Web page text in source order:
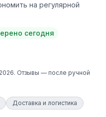
на регулярной
сегодня
. Отзывы — после ручной
Доставка и логистика